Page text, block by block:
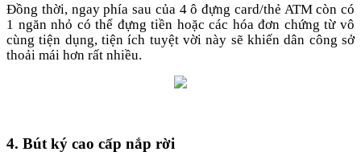
Đồng thời, ngay phía sau của 4 ô đựng card/thẻ ATM còn có
1 ngăn nhỏ có thể đựng tiền hoặc các hóa đơn chứng từ vô
cùng tiện dụng, tiện ích tuyệt vời này sẽ khiến dân công sở
thoải mái hơn rất nhiều.
4. Bút ký cao cấp nắp rời